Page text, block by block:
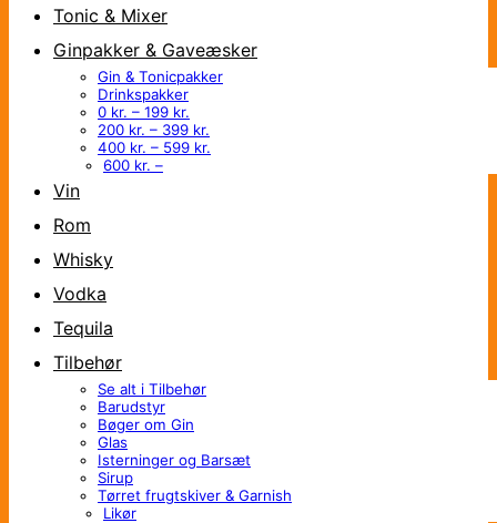
Tonic & Mixer
Ginpakker & Gaveæsker
Gin & Tonicpakker
Drinkspakker
0 kr. – 199 kr.
200 kr. – 399 kr.
400 kr. – 599 kr.
600 kr. –
Vin
Rom
Whisky
Vodka
Tequila
Tilbehør
Se alt i Tilbehør
Barudstyr
Bøger om Gin
Glas
Isterninger og Barsæt
Sirup
Tørret frugtskiver & Garnish
Likør